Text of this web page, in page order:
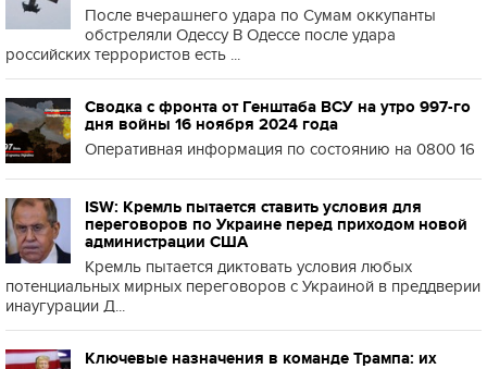
После вчерашнего удара по Сумам оккупанты
обстреляли Одессу В Одессе после удара
российских террористов есть ...
Сводка с фронта от Генштаба ВСУ на утро 997-го
дня войны 16 ноября 2024 года
Оперативная информация по состоянию на 0800 16
ISW: Кремль пытается ставить условия для
переговоров по Украине перед приходом новой
администрации США
Кремль пытается диктовать условия любых
потенциальных мирных переговоров с Украиной в преддверии
инаугурации Д...
Ключевые назначения в команде Трампа: их